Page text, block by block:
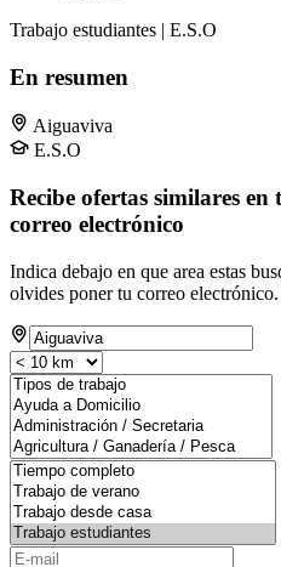
Trabajo estudiantes | E.S.O
En resumen
Aiguaviva
E.S.O
Recibe ofertas similares
correo electrónico
Indica debajo en que area estas
olvides poner tu correo electrónico.